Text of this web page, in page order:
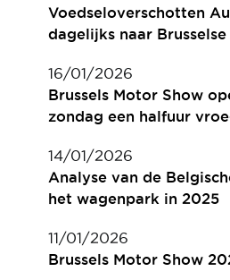
Voedseloverschotten
dagelijks naar
16/01/2026
Brussels Motor Show
zondag een halfuur
14/01/2026
Analyse van de
het wagenpark in 2025
11/01/2026
Brussels Motor Show